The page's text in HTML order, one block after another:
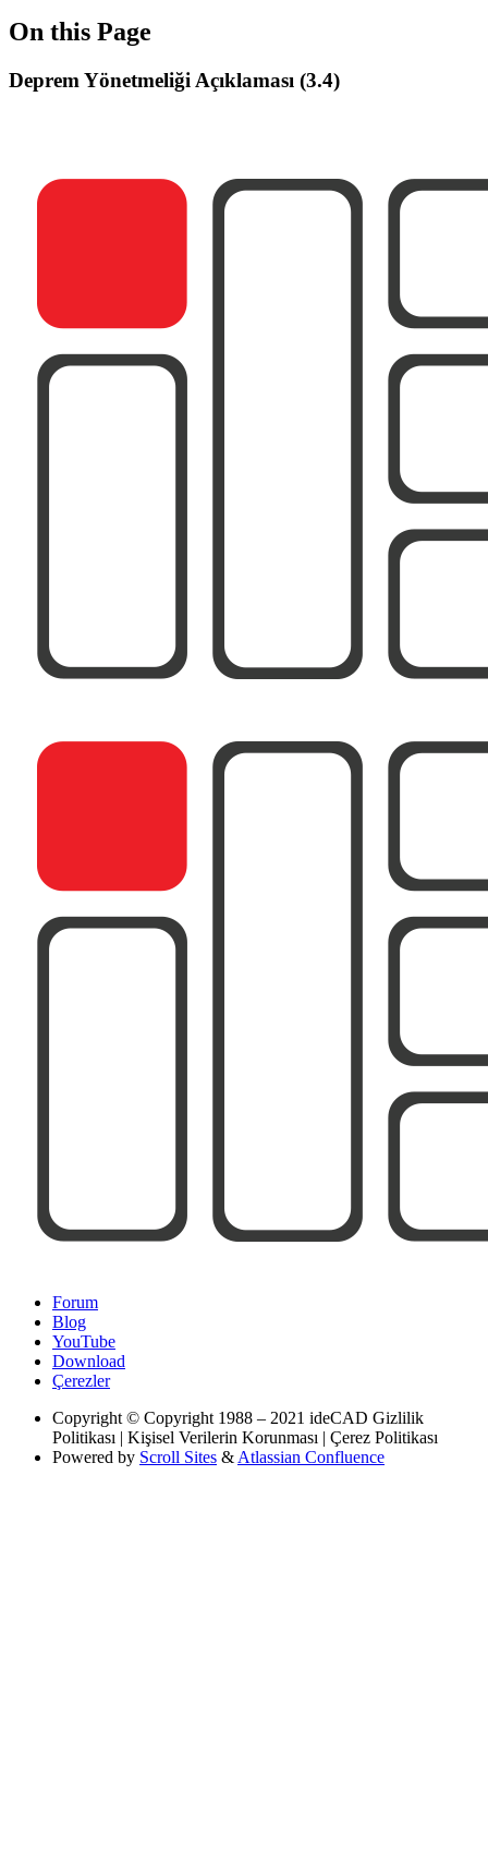
On this Page
Deprem Yönetmeliği Açıklaması (3.4)
Forum
Blog
YouTube
Download
Çerezler
Copyright © Copyright 1988 – 2021 ideCAD Gizlilik
Politikası | Kişisel Verilerin Korunması | Çerez Politikası
Powered by Scroll Sites & Atlassian Confluence